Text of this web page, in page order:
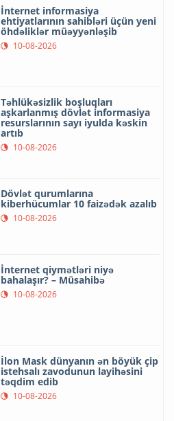
İnternet informasiya
ehtiyatlarının sahibləri üçün yeni
öhdəliklər müəyyənləşib
10-08-2026
Təhlükəsizlik boşluqları
aşkarlanmış dövlət informasiya
resurslarının sayı iyulda kəskin
artıb
10-08-2026
Dövlət qurumlarına
kiberhücumlar 10 faizədək azalıb
10-08-2026
İnternet qiymətləri niyə
bahalaşır? – Müsahibə
10-08-2026
İlon Mask dünyanın ən böyük çip
istehsalı zavodunun layihəsini
təqdim edib
10-08-2026